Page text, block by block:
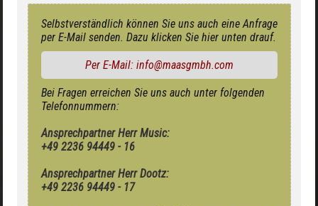
Selbstverständlich können Sie uns auch eine Anfrage
per E-Mail senden. Dazu klicken Sie hier unten drauf.
Per E-Mail: info@maasgmbh.com
Bei Fragen erreichen Sie uns auch unter folgenden
Telefonnummern:
Ansprechpartner Herr Music:
+49 2236 94449 - 16
Ansprechpartner Herr Dootz:
+49 2236 94449 - 17